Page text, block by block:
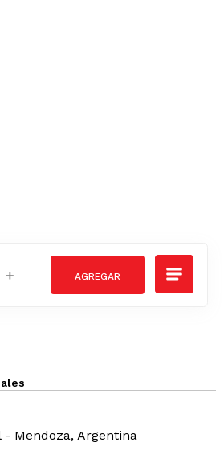
＋
- Mendoza, Argentina